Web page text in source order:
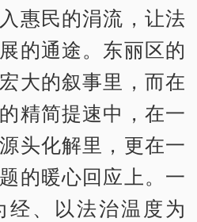
惠民的涓流，让法
的通途。东丽区的
大的叙事里，而在
精简提速中，在一
头化解里，更在一
的暖心回应上。一
经、以法治温度为